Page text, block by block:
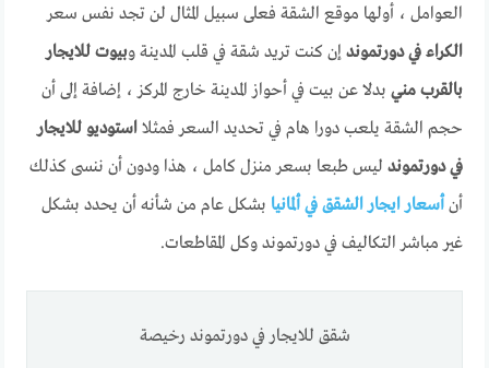
العوامل ، أولها موقع الشقة فعلى سبيل المثال لن تجد نفس سعر
الكراء في دورتموند إن كنت تريد شقة في قلب المدينة وبيوت للايجار
بالقرب مني بدلا عن بيت في أحواز المدينة خارج المركز ، إضافة إلى أن
حجم الشقة يلعب دورا هام في تحديد السعر فمثلااستوديو للايجار
في دورتموند ليس طبعا بسعر منزل كامل ، هذا ودون أن ننسى كذلك
أنأسعار ايجار الشقق في ألمانيا بشكل عام من شأنه أن يحدد بشكل
غير مباشر التكاليف في دورتموند وكل المقاطعات.
شقق للايجار في دورتموند رخيصة